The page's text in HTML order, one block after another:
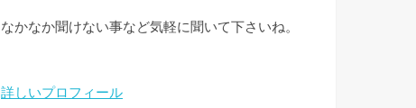
なかなか聞けない事など気軽に聞いて下さいね。
詳しいプロフィール